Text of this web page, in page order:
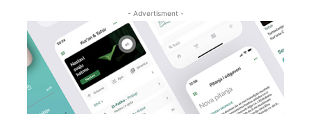
- Advertisment -